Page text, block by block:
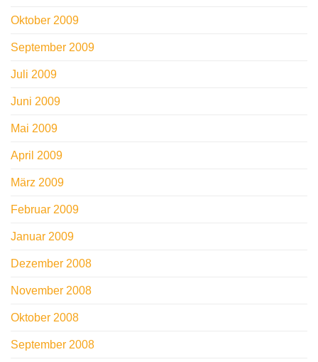
Oktober 2009
September 2009
Juli 2009
Juni 2009
Mai 2009
April 2009
März 2009
Februar 2009
Januar 2009
Dezember 2008
November 2008
Oktober 2008
September 2008